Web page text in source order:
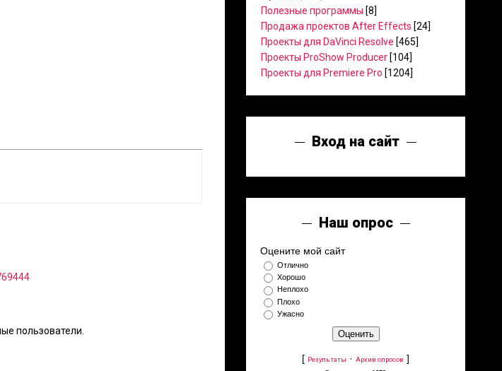
пользователи.
Полезные программы [8]
Продажа проектов After Effects [24]
Проекты для DaVinci Resolve [465]
Проекты ProShow Producer [104]
Проекты для Premiere Pro [1204]
Вход на сайт
Наш опрос
Оцените мой сайт
Отлично
Хорошо
Неплохо
Плохо
Ужасно
[ Результаты · Архив опросов ]